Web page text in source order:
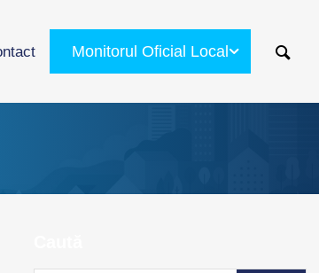
Monitorul Oficial Local